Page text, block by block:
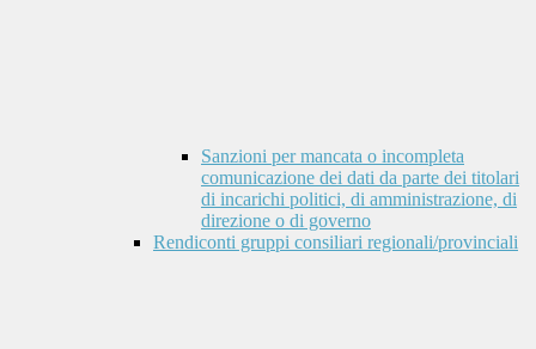
Sanzioni per mancata o incompleta
comunicazione dei dati da parte dei titolari
di incarichi politici, di amministrazione, di
direzione o di governo
Rendiconti gruppi consiliari regionali/provinciali